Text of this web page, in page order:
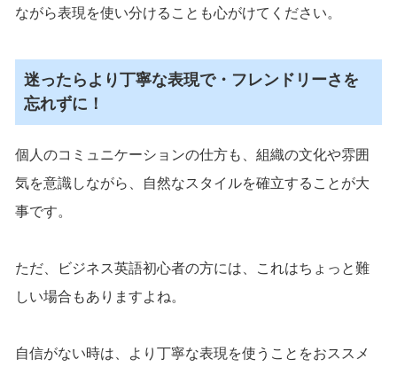
ながら表現を使い分けることも心がけてください。
迷ったらより丁寧な表現で・フレンドリーさを
忘れずに！
個人のコミュニケーションの仕方も、組織の文化や雰囲
気を意識しながら、自然なスタイルを確立することが大
事です。
ただ、ビジネス英語初心者の方には、これはちょっと難
しい場合もありますよね。
自信がない時は、より丁寧な表現を使うことをおススメ